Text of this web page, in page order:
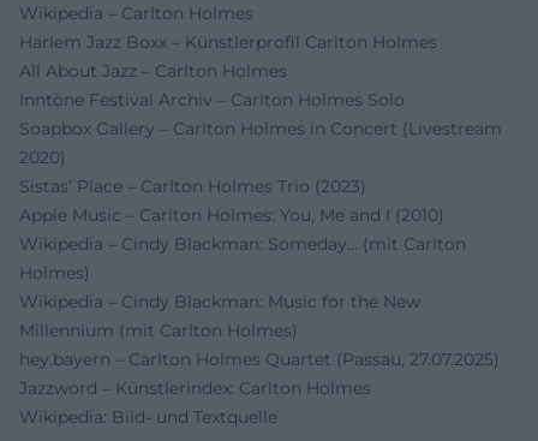
Wikipedia – Carlton Holmes
Harlem Jazz Boxx – Künstlerprofil Carlton Holmes
All About Jazz – Carlton Holmes
Inntöne Festival Archiv – Carlton Holmes Solo
Soapbox Gallery – Carlton Holmes in Concert (Livestream
2020)
Sistas’ Place – Carlton Holmes Trio (2023)
Apple Music – Carlton Holmes: You, Me and I (2010)
Wikipedia – Cindy Blackman: Someday… (mit Carlton
Holmes)
Wikipedia – Cindy Blackman: Music for the New
Millennium (mit Carlton Holmes)
hey.bayern – Carlton Holmes Quartet (Passau, 27.07.2025)
Jazzword – Künstlerindex: Carlton Holmes
Wikipedia: Bild- und Textquelle